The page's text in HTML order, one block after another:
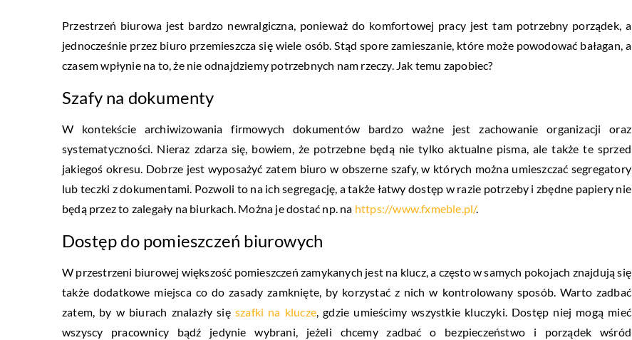
Przestrzeń biurowa jest bardzo newralgiczna, ponieważ do komfortowej pracy jest tam potrzebny porządek, a
jednocześnie przez biuro przemieszcza się wiele osób. Stąd spore zamieszanie, które może powodować bałagan, a
czasem wpłynie na to, że nie odnajdziemy potrzebnych nam rzeczy. Jak temu zapobiec?
Szafy na dokumenty
W kontekście archiwizowania firmowych dokumentów bardzo ważne jest zachowanie organizacji oraz
systematyczności. Nieraz zdarza się, bowiem, że potrzebne będą nie tylko aktualne pisma, ale także te sprzed
jakiegoś okresu. Dobrze jest wyposażyć zatem biuro w obszerne szafy, w których można umieszczać segregatory
lub teczki z dokumentami. Pozwoli to na ich segregację, a także łatwy dostęp w razie potrzeby i zbędne papiery nie
będą przez to zalegały na biurkach. Można je dostać np. na https://www.fxmeble.pl/.
Dostęp do pomieszczeń biurowych
W przestrzeni biurowej większość pomieszczeń zamykanych jest na klucz, a często w samych pokojach znajdują się
także dodatkowe miejsca co do zasady zamknięte, by korzystać z nich w kontrolowany sposób. Warto zadbać
zatem, by w biurach znalazły się szafki na klucze, gdzie umieścimy wszystkie kluczyki. Dostęp niej mogą mieć
wszyscy pracownicy bądź jedynie wybrani, jeżeli chcemy zadbać o bezpieczeństwo i porządek wśród